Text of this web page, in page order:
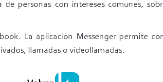
personas con intereses comunes,
La aplicación Messenger permite
llamadas o videollamadas.